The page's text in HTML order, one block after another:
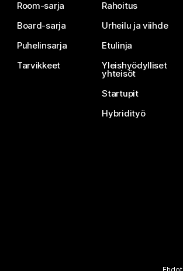
Room-sarja
Board-sarja
Puhelinsarja
Tarvikkeet
Rahoitus
Urheilu ja viihde
Etulinja
Yleishyödylliset
yhteisöt
Startupit
Hybridityö